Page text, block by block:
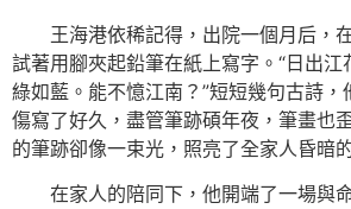
王海港依稀記得，出院一個月后，
試著用腳夾起鉛筆在紙上寫字。“日出江
綠如藍。能不憶江南？”短短幾句古詩，
傷寫了好久，盡管筆跡碩年夜，筆畫也
的筆跡卻像一束光，照亮了全家人昏暗
在家人的陪同下，他開端了一場與